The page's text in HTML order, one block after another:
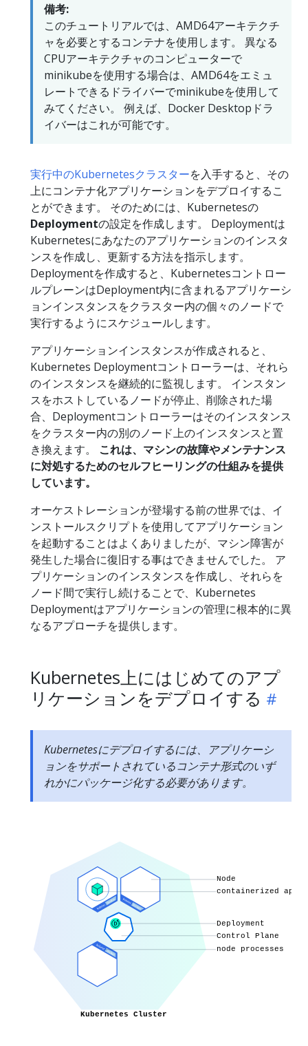
備考:
このチュートリアルでは、AMD64アーキテクチ
ャを必要とするコンテナを使用します。 異なる
CPUアーキテクチャのコンピューターで
minikubeを使用する場合は、AMD64をエミュ
レートできるドライバーでminikubeを使用して
みてください。 例えば、Docker Desktopドラ
イバーはこれが可能です。
実行中のKubernetesクラスターを入手すると、その
上にコンテナ化アプリケーションをデプロイするこ
とができます。 そのためには、Kubernetesの
Deploymentの設定を作成します。 Deploymentは
Kubernetesにあなたのアプリケーションのインスタ
ンスを作成し、更新する方法を指示します。
Deploymentを作成すると、Kubernetesコントロー
ルプレーンはDeployment内に含まれるアプリケーシ
ョンインスタンスをクラスター内の個々のノードで
実行するようにスケジュールします。
アプリケーションインスタンスが作成されると、
Kubernetes Deploymentコントローラーは、それら
のインスタンスを継続的に監視します。 インスタン
スをホストしているノードが停止、削除された場
合、Deploymentコントローラーはそのインスタンス
をクラスター内の別のノード上のインスタンスと置
き換えます。 これは、マシンの故障やメンテナンス
に対処するためのセルフヒーリングの仕組みを提供
しています。
オーケストレーションが登場する前の世界では、イ
ンストールスクリプトを使用してアプリケーション
を起動することはよくありましたが、マシン障害が
発生した場合に復旧する事はできませんでした。 ア
プリケーションのインスタンスを作成し、それらを
ノード間で実行し続けることで、Kubernetes
Deploymentはアプリケーションの管理に根本的に異
なるアプローチを提供します。
Kubernetes上にはじめてのアプ
リケーションをデプロイする
Kubernetesにデプロイするには、アプリケーシ
ョンをサポートされているコンテナ形式のいず
れかにパッケージ化する必要があります。